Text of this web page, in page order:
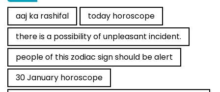
aaj ka rashifal
today horoscope
there is a possibility of unpleasant incident.
people of this zodiac sign should be alert
30 January horoscope